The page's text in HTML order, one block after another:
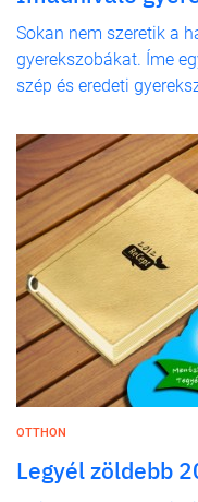
Sokan nem szeretik a
gyerekszobákat. Íme
szép és eredeti
OTTHON
Legyél zöldebb